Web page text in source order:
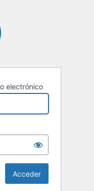
electrónico